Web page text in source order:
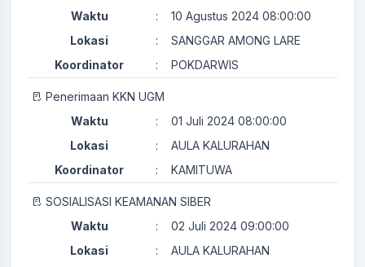
Waktu
:
10 Agustus 2024 08:00:00
Lokasi
:
SANGGAR AMONG LARE
Koordinator
: POKDARWIS
Penerimaan KKN UGM
Waktu
:
01 Juli 2024 08:00:00
Lokasi
:
AULA KALURAHAN
Koordinator
: KAMITUWA
SOSIALISASI KEAMANAN SIBER
Waktu
:
02 Juli 2024 09:00:00
Lokasi
:
AULA KALURAHAN